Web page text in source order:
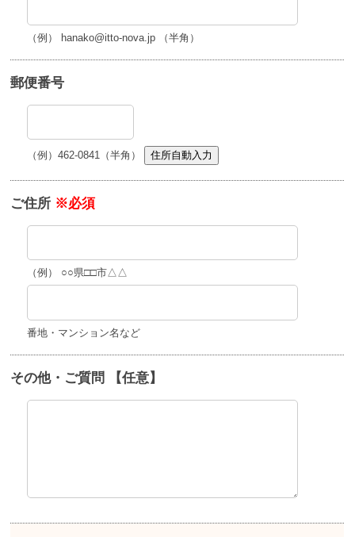
（例） hanako@itto-nova.jp （半角）
郵便番号
（例）462-0841（半角） 住所自動入力
ご住所 ※必須
（例） ○○県□□市△△
番地・マンション名など
その他・ご質問 【任意】